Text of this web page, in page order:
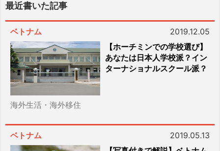
最近書いた記事
ベトナム
2019.12.05
【ホーチミンでの学校選び】
あなたは日本人学校派？イン
ターナショナルスクール派？
海外生活・海外移住
ベトナム
2019.05.13